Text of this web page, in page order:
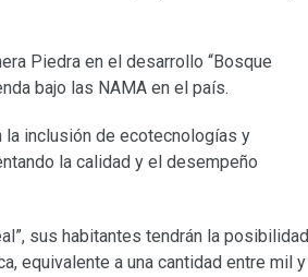
Piedra en el desarrollo “Bosque
bajo las NAMA en el país.
la inclusión de ecotecnologías y
la calidad y el desempeño
sus habitantes tendrán la posibilidad
equivalente a una cantidad entre mil y